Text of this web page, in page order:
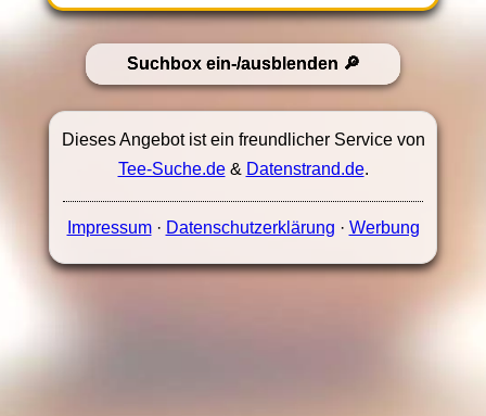
Suchbox ein-/ausblenden
Dieses Angebot ist ein freundlicher Service von
Tee-Suche.de& Datenstrand.de.
Impressum· Datenschutzerklärung · Werbung